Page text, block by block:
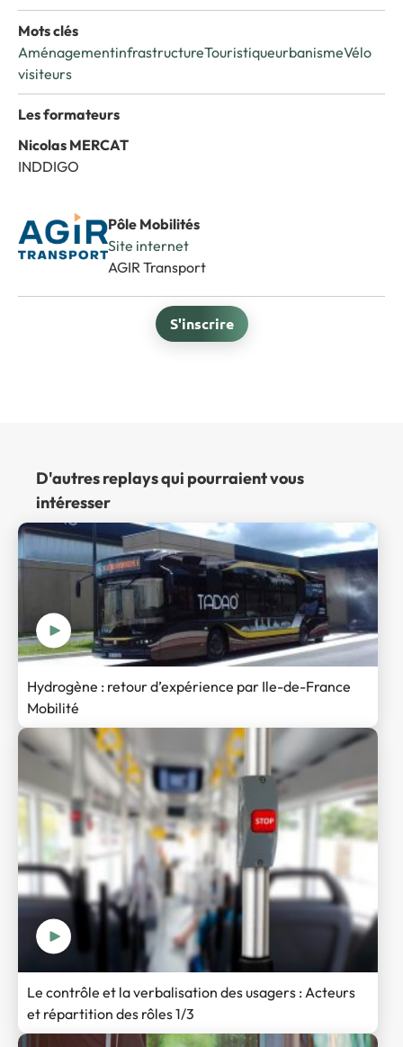
Mots clés
AménagementinfrastructureTouristiqueurbanismeVélo
visiteurs
Les formateurs
Nicolas MERCAT
INDDIGO
Pôle Mobilités
Site internet
AGIR Transport
S'inscrire
D'autres replays qui pourraient vous
intéresser
Hydrogène : retour d’expérience par Ile-de-France
Mobilité
Le contrôle et la verbalisation des usagers : Acteurs
et répartition des rôles 1/3